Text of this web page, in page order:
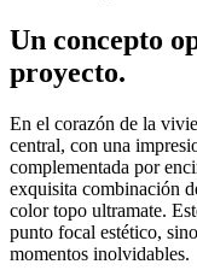
Un concepto
proyecto.
En el corazón de la
central, con una
complementada por
exquisita combinación
color topo ultramate.
punto focal estético,
momentos inolvidables.